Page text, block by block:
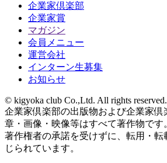
企業家倶楽部
企業家賞
マガジン
会員メニュー
運営会社
インターン生募集
お知らせ
© kigyoka club Co.,Ltd. All rights reserved.
企業家倶楽部の出版物および企業家倶
章・画像・映像等はすべて著作物です
著作権者の承諾を受けずに、転用・転
じられています。